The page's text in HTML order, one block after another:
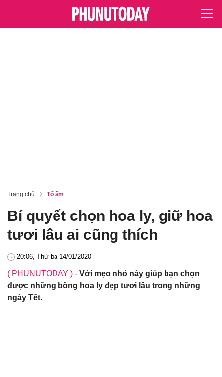
Trang chủ Tổ ấm
Bí quyết chọn hoa ly, giữ hoa
tươi lâu ai cũng thích
20:06, Thứ ba 14/01/2020
( PHUNUTODAY ) - Với mẹo nhỏ này giúp bạn chọn
được những bông hoa ly đẹp tươi lâu trong những
ngày Tết.